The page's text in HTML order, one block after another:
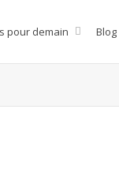
pour demain Blog